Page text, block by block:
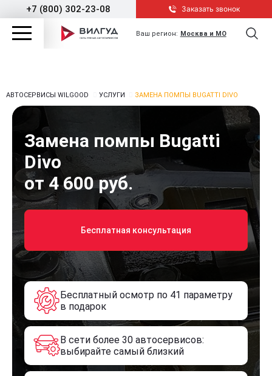
+7 (800) 302-23-08 Заказать звонок
Ваш регион: Москва и МО
АВТОСЕРВИСЫ WILGOOD УСЛУГИ ЗАМЕНА ПОМПЫ BUGATTI DIVO
Замена помпы Bugatti
Divo
от 4 600 руб.
Бесплатная консультация
Бесплатный осмотр по 41 параметру
в подарок
В сети более 30 автосервисов:
выбирайте самый близкий